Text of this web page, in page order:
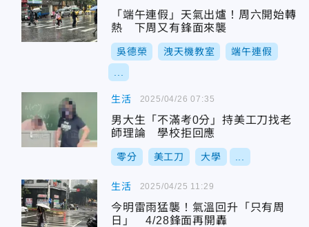
「端午連假」天氣出爐！周六開始轉
熱 下周又有鋒面來襲
吳德榮 洩天機教室 端午連假
生活
男大生「不滿考0分」持美工刀找老
師理論 學校拒回應
零分 美工刀 大學
2025/04/26 07:35
生活
今明雷雨猛襲！氣溫回升「只有周
日」 4/28鋒面再開轟
2025/04/25 11:29